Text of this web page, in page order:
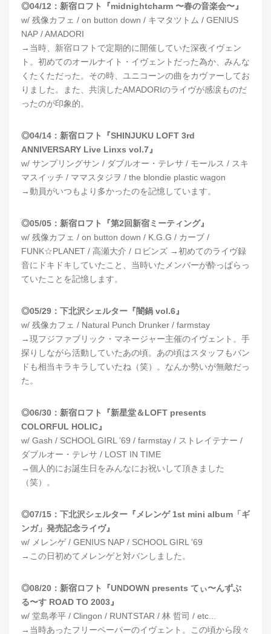
◎04/12：新宿ロフト『midnightcharm 〜春の音楽会〜』
w/ 残像カフェ / on button down / キマタツトム / GENIUS
NAP / AMADORI
→当時、新宿ロフトで定期的に開催していた深夜イヴェン
ト。初めてのオールナイト・イヴェントだった為か、みんな
くたくただった。その時、ユニコーンの曲をカヴァーしてお
りました。また、共演したAMADORIのライヴが感涙ものだ
ったのが印象的。
◎04/14：新宿ロフト『SHINJUKU LOFT 3rd
ANNIVERSARY Live Linxs vol.7』
w/ サンプリングサン / ダブルオー・テレサ / モールス / スキ
マスイッチ / ママスタジヲ / the blondie plastic wagon
→動員がいつもより多かったのを記憶しています。
◎05/05：新宿ロフト『第2回新宿ミーティング』
w/ 残像カフェ / on button down / K.G.G / カーブ /
FUNK☆PLANET / 高瀬大介 / ロビンズ →初めてのライヴ録
音にドキドキしていたこと、当時いたメンバーが酔っぱらっ
ていたことを記憶します。
◎05/29：下北沢シェルター『闇鍋 vol.6』
w/ 残像カフェ / Natural Punch Drunker / farmstay
→現フジファブリック・マネージャー主催のイヴェント。手
探りしながら活動していたあの頃。あの頃はスタッフもバン
ドも相当キラキラしていたね（笑）。なんか勢いが無敵だっ
た。
◎06/30：新宿ロフト『新星堂＆LOFT presents
COLORFUL HOLIC』
w/ Gash / SCHOOL GIRL '69 / farmstay / ストレイテナー /
ダブルオー・テレサ / LOST IN TIME
→個人的にお誕生日をみんなにお祝いして頂きました
（笑）。
◎07/15：下北沢シェルター『メレンゲ 1st mini album「ギ
ンガ」発売記念ライヴ』
w/ メレンゲ / GENIUS NAP / SCHOOL GIRL '69
→この日初めてメレンゲと対バンしました。
◎08/20：新宿ロフト『UNDOWN presents てぃ〜んずぶ
る〜す ROAD TO 2003』
w/ 堂島孝平 / Clingon / RUNTSTAR / 林 哲司 / etc...
→当時あったフリーペーパーのイヴェント。この頃から段々